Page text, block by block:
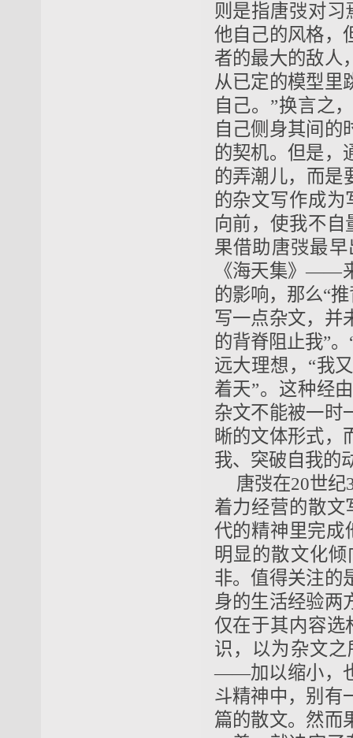
则是指唐弢对习
他自己的风格，
者的最大的敌人
从已定的模型里
自己。”换言之
自己侧身其间的
的契机。但是，
的弄潮儿，而是
的杂文写作成为
向前，使我不自
果借助唐弢最
《海天集》——
的影响，那么“
写一点杂文，并
的背脊阻止我”
远大理想，“我
着天”。这种经
杂文不能被一时
晰的文体形式，
我、突破自我的
唐弢在20世
着力经营的散文
代的精神里完成
明显的散文化
非。值得关注的
身的生活经验两
仅在于其内容选
识，以为杂文
——加以缩小，
斗精神中，别有
篇的散文。然